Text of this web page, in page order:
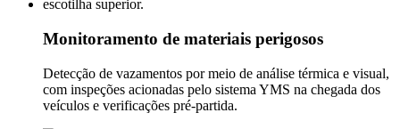
Monitoramento de materiais perigosos
Detecção de vazamentos por meio de análise térmica e visual,
com inspeções acionadas pelo sistema YMS na chegada dos
veículos e verificações pré-partida.